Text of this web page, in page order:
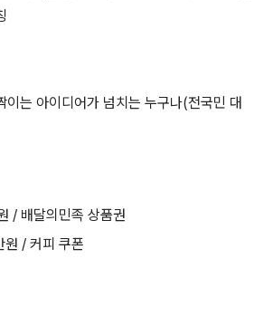
이는 아이디어가 넘치는 누구나(전국민 대
/ 배달의민족 상품권
원 / 커피 쿠폰